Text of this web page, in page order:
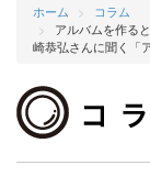
ホーム
コラム
アルバムを作る
崎恭弘さんに聞く「